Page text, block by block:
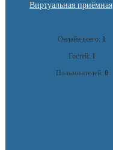
Виртуальная приёмная
Онлайн всего: 1
Гостей: 1
Пользователей: 0